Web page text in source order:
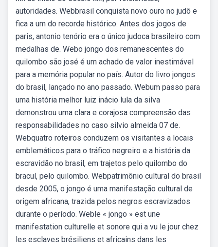
autoridades. Webbrasil conquista novo ouro no judô e
fica a um do recorde histórico. Antes dos jogos de
paris, antonio tenório era o único judoca brasileiro com
medalhas de. Webo jongo dos remanescentes do
quilombo são josé é um achado de valor inestimável
para a memória popular no país. Autor do livro jongos
do brasil, lançado no ano passado. Webum passo para
uma história melhor luiz inácio lula da silva
demonstrou uma clara e corajosa compreensão das
responsabilidades no caso silvio almeida 07 de.
Webquatro roteiros conduzem os visitantes a locais
emblemáticos para o tráfico negreiro e a história da
escravidão no brasil, em trajetos pelo quilombo do
bracuí, pelo quilombo. Webpatrimônio cultural do brasil
desde 2005, o jongo é uma manifestação cultural de
origem africana, trazida pelos negros escravizados
durante o período. Weble « jongo » est une
manifestation culturelle et sonore qui a vu le jour chez
les esclaves brésiliens et africains dans les